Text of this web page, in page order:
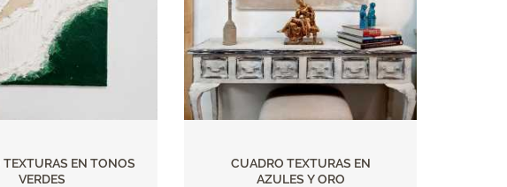
TEXTURAS EN TONOS
VERDES
CUADRO TEXTURAS EN
AZULES Y ORO